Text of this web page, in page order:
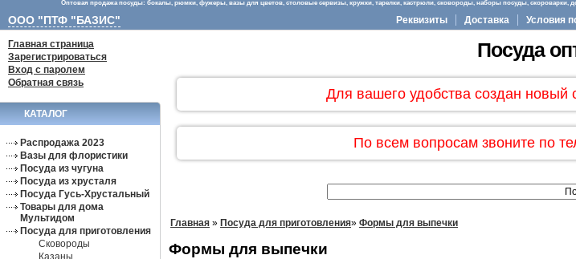
Оптовая продажа посуды: бокалы, рюмки, фужеры, вазы для цветов, столовые сервизы, кружки, тарелки, кастрюли, сковороды, наборы посуды, скороварки,
ООО "ПТФ "БАЗИС" Реквизиты Доставка Условия
Главная страница
Зарегистрироваться
Вход с паролем
Обратная связь
КАТАЛОГ
Распродажа 2023
Вазы для флористики
Посуда из чугуна
Посуда из хрусталя
Посуда Гусь-Хрустальный
Товары для дома
Мультидом
Посуда для приготовления
Сковороды
Казаны
Посуда
Для вашего удобства создан новый
По всем вопросам звоните по
Главная » Посуда для приготовления» Формы для выпечки
Формы для выпечки